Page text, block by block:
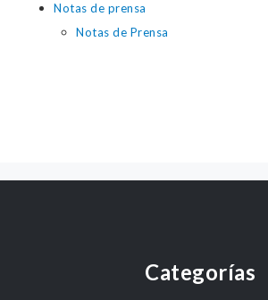
Notas de prensa
Notas de Prensa
Categorías